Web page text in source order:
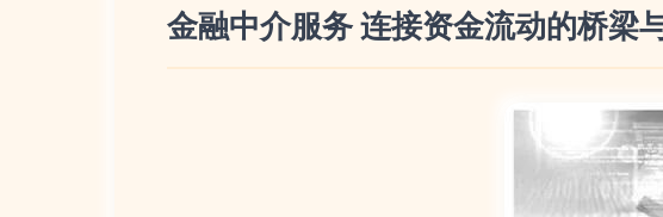
金融中介服务 连接资金流动的桥梁